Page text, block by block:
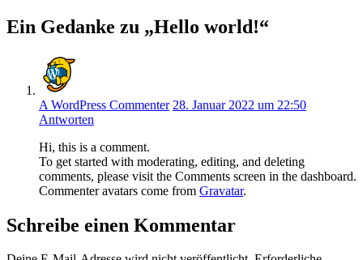
Ein Gedanke zu „Hello world!“
A WordPress Commenter 28. Januar 2022 um 22:50
Antworten
Hi, this is a comment.
To get started with moderating, editing, and deleting
comments, please visit the Comments screen in the dashboard.
Commenter avatars come from Gravatar.
Schreibe einen Kommentar